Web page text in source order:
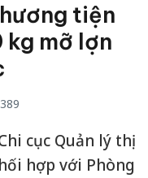
tiện
kg mỡ lợn
cục Quản lý thị
hợp với Phòng